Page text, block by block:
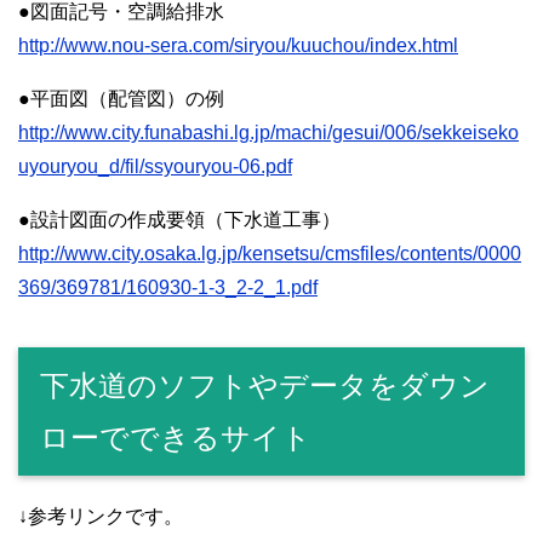
●図面記号・空調給排水
http://www.nou-sera.com/siryou/kuuchou/index.html
●平面図（配管図）の例
http://www.city.funabashi.lg.jp/machi/gesui/006/sekkeiseko
uyouryou_d/fil/ssyouryou-06.pdf
●設計図面の作成要領（下水道工事）
http://www.city.osaka.lg.jp/kensetsu/cmsfiles/contents/0000
369/369781/160930-1-3_2-2_1.pdf
下水道のソフトやデータをダウン
ローでできるサイト
↓参考リンクです。